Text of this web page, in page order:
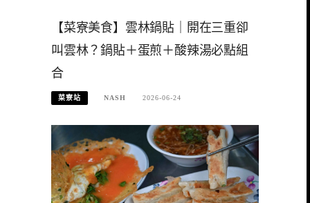
【菜寮美食】雲林鍋貼｜開在三重卻
叫雲林？鍋貼＋蛋煎＋酸辣湯必點組
合
菜寮站 NASH 2026-06-24